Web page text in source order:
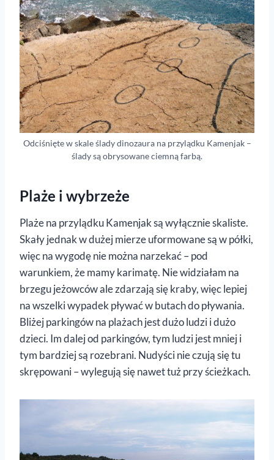
Odciśnięte w skale ślady dinozaura na przylądku Kamenjak –
ślady są obrysowane ciemną farbą.
Plaże i wybrzeże
Plaże na przylądku Kamenjak są wyłącznie skaliste.
Skały jednak w dużej mierze uformowane są w półki,
więc na wygodę nie można narzekać – pod
warunkiem, że mamy karimatę. Nie widziałam na
brzegu jeżowców ale zdarzają się kraby, więc lepiej
na wszelki wypadek pływać w butach do pływania.
Bliżej parkingów na plażach jest dużo ludzi i dużo
dzieci. Im dalej od parkingów, tym ludzi jest mniej i
tym bardziej są rozebrani. Nudyści nie czują się tu
skrępowani – wylegują się nawet tuż przy ścieżkach.